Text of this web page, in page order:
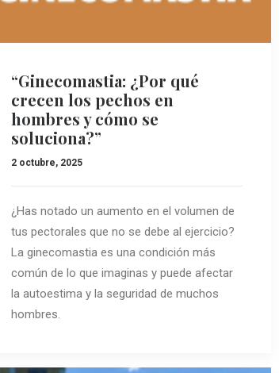
“Ginecomastia: ¿Por qué
crecen los pechos en
hombres y cómo se
soluciona?”
2 octubre, 2025
¿Has notado un aumento en el volumen de
tus pectorales que no se debe al ejercicio?
La ginecomastia es una condición más
común de lo que imaginas y puede afectar
la autoestima y la seguridad de muchos
hombres.